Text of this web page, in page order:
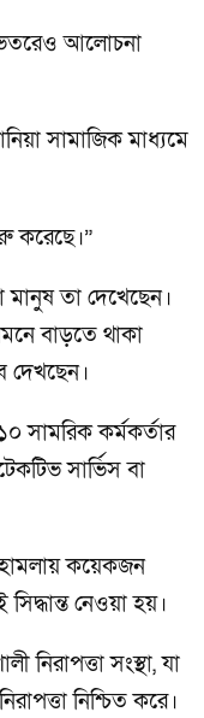
ভেতরেও আলোচনা
সামাজিক মাধ্যমে
করেছে।”
তা দেখেছেন।
বাড়তে থাকা
দেখছেন।
সামরিক কর্মকর্তার
সার্ভিস বা
হামলায় কয়েকজন
নেওয়া হয়।
সংস্থা, যা
নিশ্চিত করে।